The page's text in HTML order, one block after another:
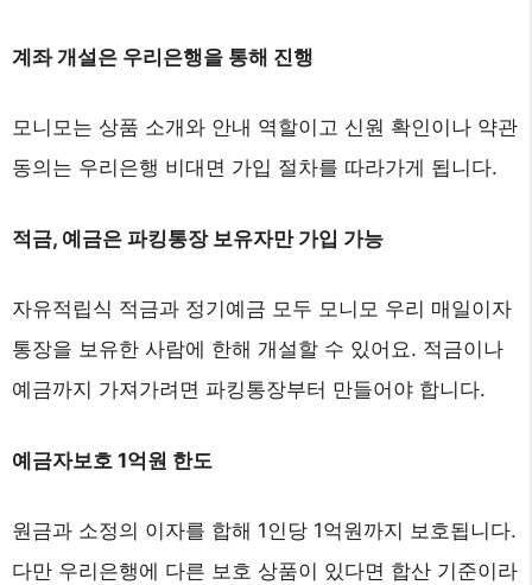
계좌 개설은 우리은행을 통해 진행
모니모는 상품 소개와 안내 역할이고 신원 확인이나 약관
동의는 우리은행 비대면 가입 절차를 따라가게 됩니다.
적금, 예금은 파킹통장 보유자만 가입 가능
자유적립식 적금과 정기예금 모두 모니모 우리 매일이자
통장을 보유한 사람에 한해 개설할 수 있어요. 적금이나
예금까지 가져가려면 파킹통장부터 만들어야 합니다.
예금자보호 1억원 한도
원금과 소정의 이자를 합해 1인당 1억원까지 보호됩니다.
다만 우리은행에 다른 보호 상품이 있다면 합산 기준이라